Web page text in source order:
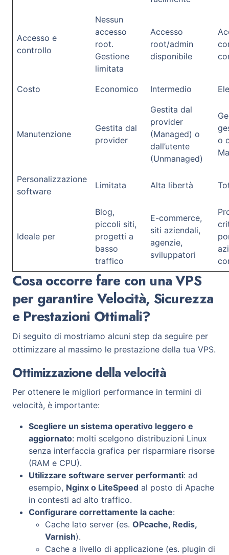
Accesso e
controllo
Nessun
accesso
root.
Gestione
limitata
Accesso
root/admin
disponibile
Costo Economico Intermedio
Manutenzione
Gestita dal
provider
Gestita dal
provider
(Managed) o
dall’utente
(Unmanaged)
o
Personalizzazione
software
Limitata Alta libertà
Ideale per
Blog,
piccoli siti,
progetti a
basso
traffico
E-commerce,
siti aziendali,
agenzie,
sviluppatori
Cosa occorre fare con una VPS
per garantire Velocità, Sicurezza
e Prestazioni Ottimali?
Di seguito di mostriamo alcuni step da seguire per
ottimizzare al massimo le prestazione della tua VPS.
Ottimizzazione della velocità
Per ottenere le migliori performance in termini di
velocità, è importante:
Scegliere un sistema operativo leggero e
aggiornato: molti scelgono distribuzioni Linux
senza interfaccia grafica per risparmiare risorse
(RAM e CPU).
Utilizzare software server performanti: ad
esempio, Nginx o LiteSpeed al posto di Apache
in contesti ad alto traffico.
Configurare correttamente la cache:
Cache lato server (es. OPcache, Redis,
Varnish).
Cache a livello di applicazione (es. plugin di